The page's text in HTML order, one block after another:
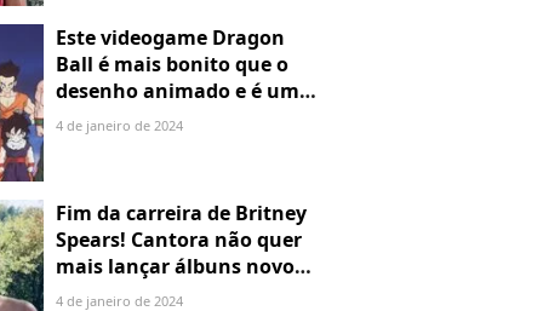
Este videogame Dragon
Ball é mais bonito que o
desenho animado e é um
verdadeiro candidato ao
4 de janeiro de 2024
Fim da carreira de Britney
Spears! Cantora não quer
mais lançar álbuns novos:
"Nunca vou voltar"
4 de janeiro de 2024